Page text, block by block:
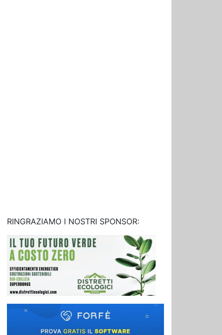
RINGRAZIAMO I NOSTRI SPONSOR: